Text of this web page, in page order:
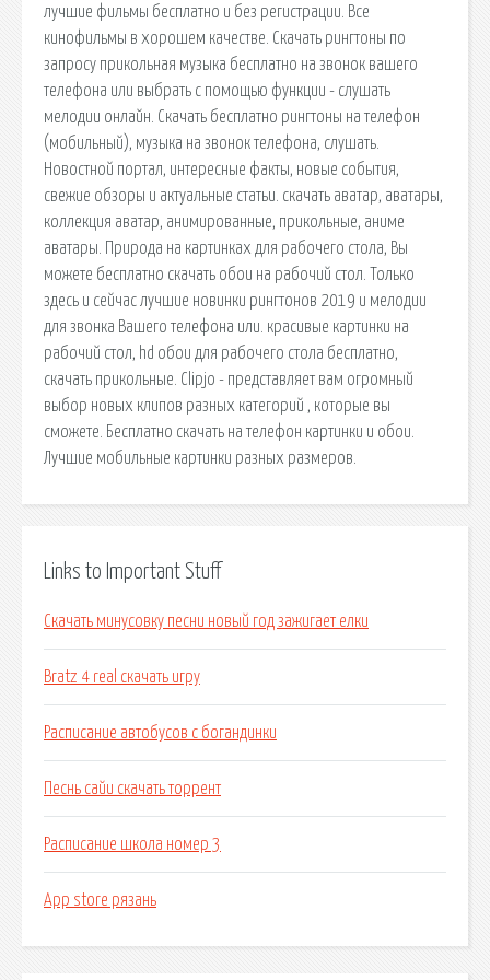
лучшие фильмы бесплатно и без регистрации. Все
кинофильмы в хорошем качестве. Скачать рингтоны по
запросу прикольная музыка бесплатно на звонок вашего
телефона или выбрать с помощью функции - слушать
мелодии онлайн. Скачать бесплатно рингтоны на телефон
(мобильный), музыка на звонок телефона, слушать.
Новостной портал, интересные факты, новые события,
свежие обзоры и актуальные статьи. скачать аватар, аватары,
коллекция аватар, анимированные, прикольные, аниме
аватары. Природа на картинках для рабочего стола, Вы
можете бесплатно скачать обои на рабочий стол. Только
здесь и сейчас лучшие новинки рингтонов 2019 и мелодии
для звонка Вашего телефона или. красивые картинки на
рабочий стол, hd обои для рабочего стола бесплатно,
скачать прикольные. Clipjo - представляет вам огромный
выбор новых клипов разных категорий , которые вы
сможете. Бесплатно скачать на телефон картинки и обои.
Лучшие мобильные картинки разных размеров.
Links to Important Stuff
Скачать минусовку песни новый год зажигает елки
Bratz 4 real скачать игру
Расписание автобусов с богандинки
Песнь сайи скачать торрент
Расписание школа номер 3
App store рязань